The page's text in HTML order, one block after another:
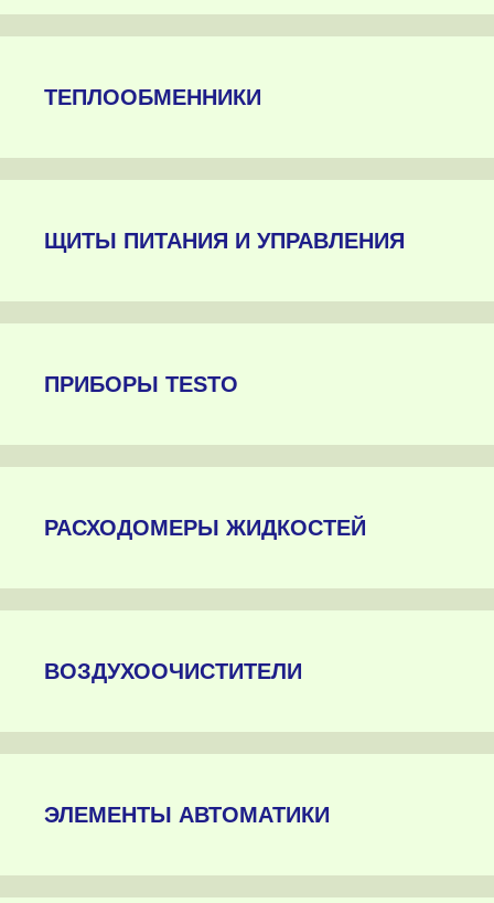
ТЕПЛООБМЕННИКИ
ЩИТЫ ПИТАНИЯ И УПРАВЛЕНИЯ
ПРИБОРЫ TESTO
РАСХОДОМЕРЫ ЖИДКОСТЕЙ
ВОЗДУХООЧИСТИТЕЛИ
ЭЛЕМЕНТЫ АВТОМАТИКИ